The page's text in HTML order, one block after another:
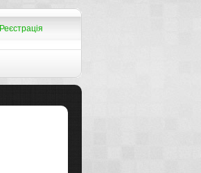
Реєстрація